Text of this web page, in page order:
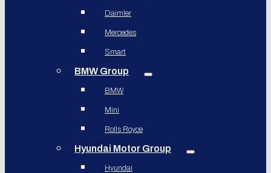
Daimler
Mercedes
Smart
BMW Group
BMW
Mini
Rolls Royce
Hyundai Motor Group
Hyundai